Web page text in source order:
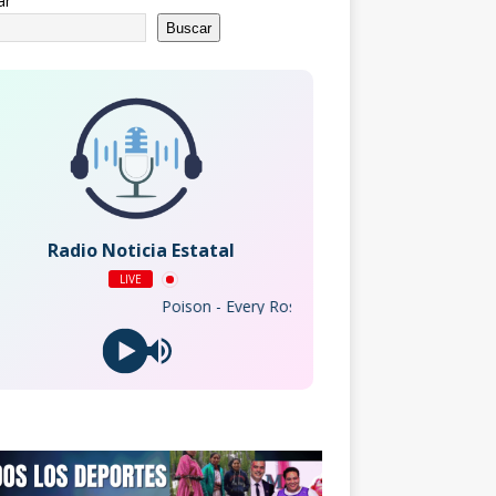
Buscar
Radio Noticia Estatal
LIVE
Poison - Every Rose Has Its Thorn (2003 Remaster)